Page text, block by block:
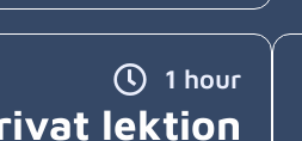
1 hour
lektion